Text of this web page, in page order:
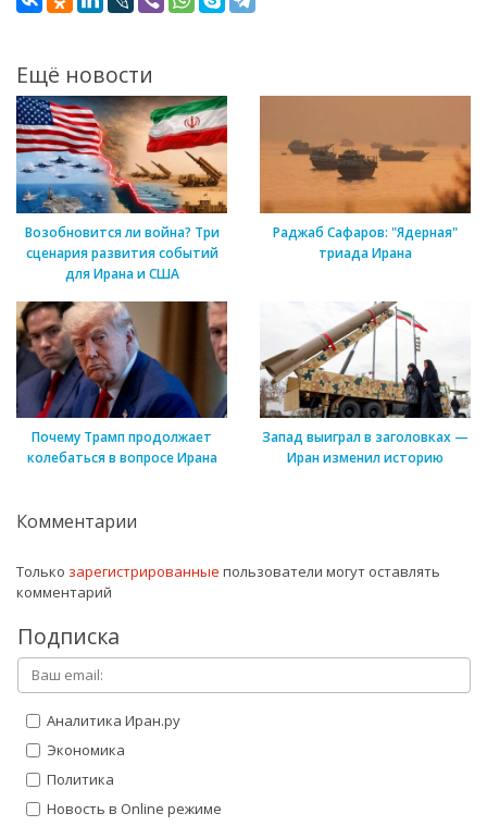
Ещё новости
Возобновится ли война? Три
сценария развития событий
для Ирана и США
Раджаб Сафаров: "Ядерная"
триада Ирана
Почему Трамп продолжает
колебаться в вопросе Ирана
Запад выиграл в заголовках —
Иран изменил историю
Комментарии
Только зарегистрированные пользователи могут оставлять
комментарий
Подписка
Аналитика Иран.ру
Экономика
Политика
Новость в Online режиме